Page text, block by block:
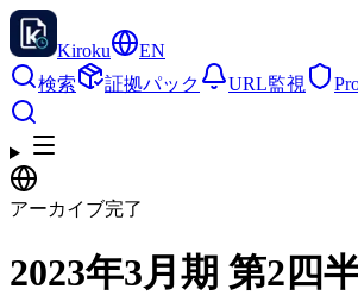
Kiroku
EN
検索
証拠パック URL監視
アーカイブ完了
2023年3月期 第2四